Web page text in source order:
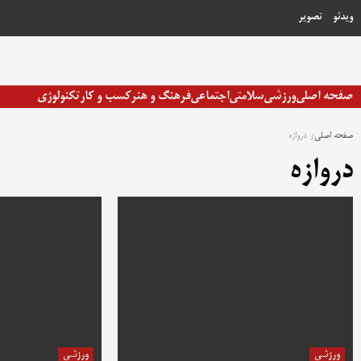
به
ویدئو تصویر
صفحه اصلیورزشیسلامتیاجتماعیفرهنگ و هنرکسب و کارتکنولوژی
صفحه اصلی دروازه
دروازه
ورزشی ورزشی